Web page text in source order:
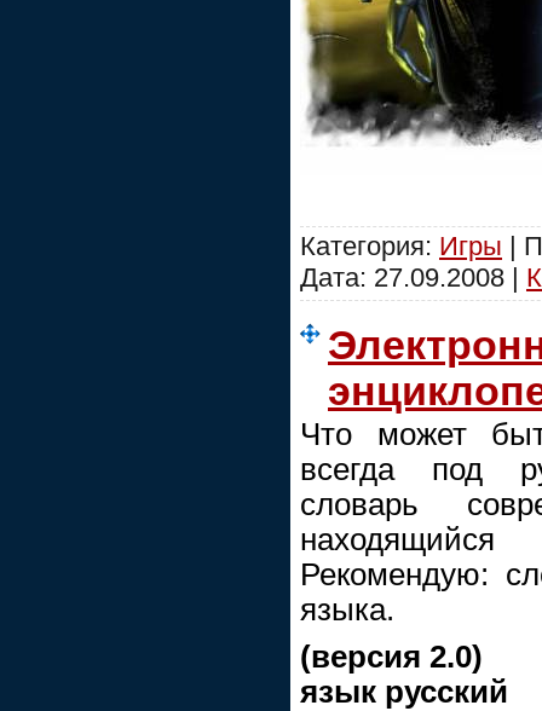
Категория: Игры |
Дата: 27.09.2008 |
Что может
всегда под
словарь
Рекомендую:
языка.
(версия 2.0)
язык русский